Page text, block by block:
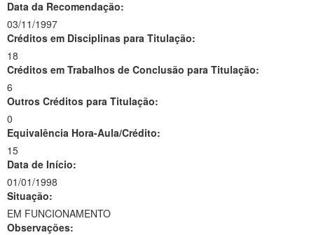
Data da Recomendação:
03/11/1997
Créditos em Disciplinas para Titulação:
18
Créditos em Trabalhos de Conclusão para Titulação:
6
Outros Créditos para Titulação:
0
Equivalência Hora-Aula/Crédito:
15
Data de Início:
01/01/1998
Situação:
EM FUNCIONAMENTO
Observações: